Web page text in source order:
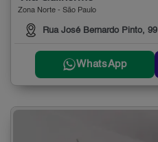
Zona Norte - São Paulo
Rua José Bernardo Pinto, 99
WhatsApp